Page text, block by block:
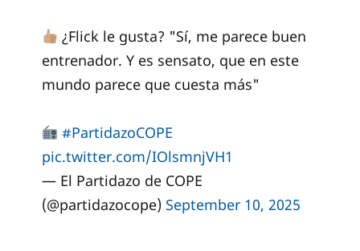
¿Flick le gusta? "Sí, me parece buen
entrenador. Y es sensato, que en este
mundo parece que cuesta más"
#PartidazoCOPE
pic.twitter.com/IOlsmnjVH1
— El Partidazo de COPE
(@partidazocope) September 10, 2025